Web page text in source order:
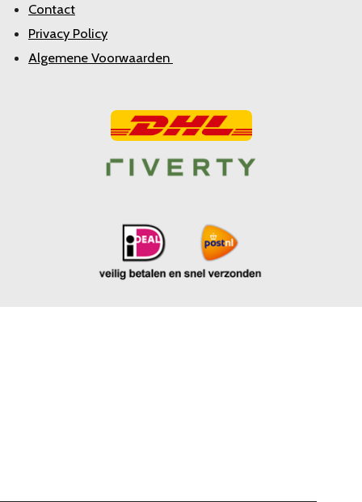
Contact
Privacy Policy
Algemene Voorwaarden